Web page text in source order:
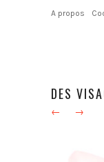
A propos
DES
← →